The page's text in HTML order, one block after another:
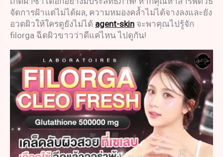
จัดการฝ้าแต่ไม่ได้ผล, ความหมองคล้ำไม่ได้จางลงและยัง
อวดผิวให้ใครดูยังไม่ได้ agent-skin จะพาคุณไปรู้จัก
filorga ฉีดผิวขาวว่าดีแค่ไหน ไปดูกัน!